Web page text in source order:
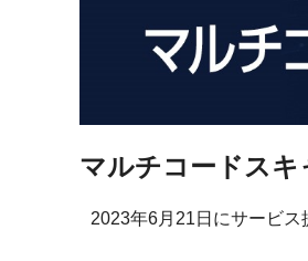
マルチコードスキ
2023年6月21日にサービス